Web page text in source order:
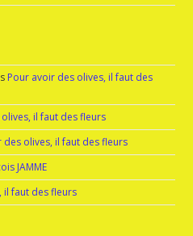
Pour avoir des olives, il faut des
il faut des fleurs
des olives, il faut des fleurs
JAMME
il faut des fleurs